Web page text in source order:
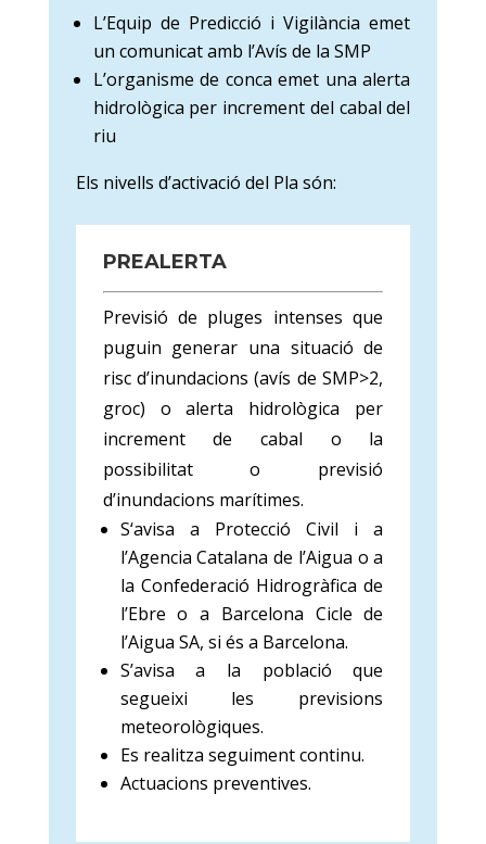
L’Equip de Predicció i Vigilància emet
un comunicat amb l’Avís de la SMP
L’organisme de conca emet una alerta
hidrològica per increment del cabal del
riu
Els nivells d’activació del Pla són:
PREALERTA
Previsió de pluges intenses que
puguin generar una situació de
risc d’inundacions (avís de SMP>2,
groc) o alerta hidrològica per
increment de cabal o la
possibilitat o previsió
d’inundacions marítimes.
S‘avisa a Protecció Civil i a
l’Agencia Catalana de l’Aigua o a
la Confederació Hidrogràfica de
l’Ebre o a Barcelona Cicle de
l’Aigua SA, si és a Barcelona.
S’avisa a la població que
segueixi les previsions
meteorològiques.
Es realitza seguiment continu.
Actuacions preventives.